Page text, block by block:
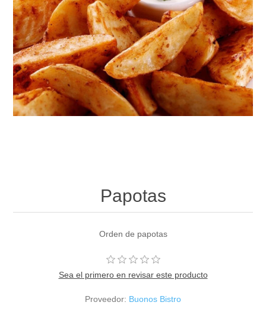
Papotas
Orden de papotas
Sea el primero en revisar este producto
Proveedor: Buonos Bistro